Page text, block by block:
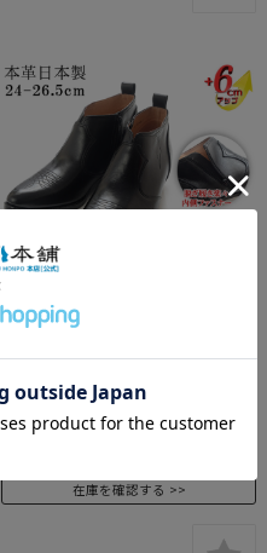
ブーツ 6cm ヒールアップシュー
料無料 北嶋製靴工業所 本革 シ
ークレットシューズ ショートブ
ーツ シークレットブーツ
在庫を確認する